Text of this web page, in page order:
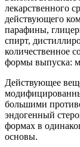
лекарственного
действующего
парафины,
спирт,
количественное
формы выпуска:
Действующее
большими
эндогенный
формах в
основы.